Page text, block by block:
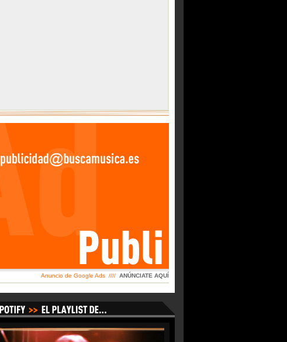
Anuncio de Google Ads //// ANÚNCIATE AQUÍ